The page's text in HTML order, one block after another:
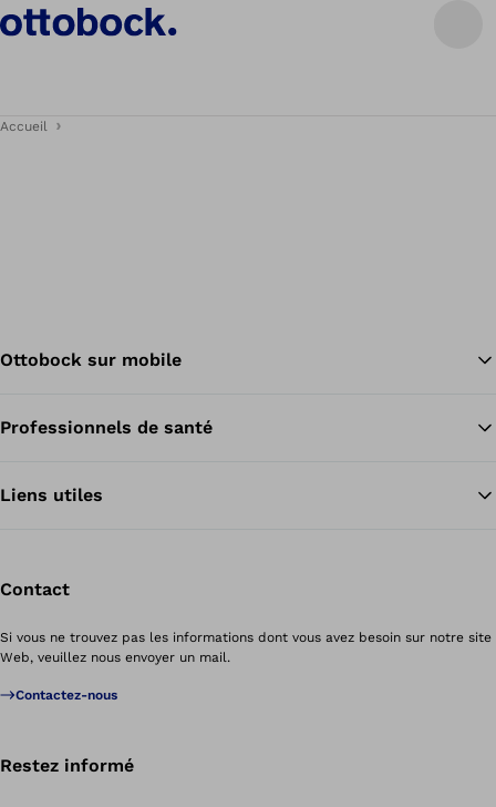
Accueil
Ottobock sur mobile
Professionnels de santé
Liens utiles
Contact
Si vous ne trouvez pas les informations dont vous avez besoin sur notre site
Web, veuillez nous envoyer un mail.
Contactez-nous
Restez informé